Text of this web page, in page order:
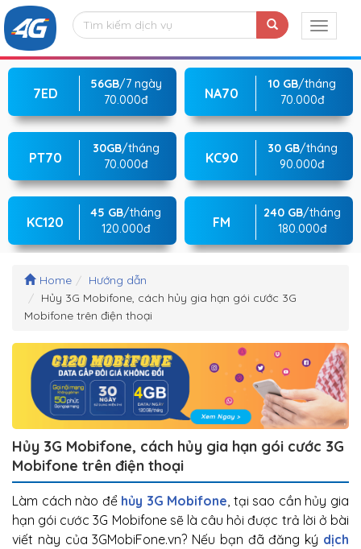
7ED
56GB/7 ngày
70.000đ
NA70
10 GB/tháng
70.000đ
PT70
30GB/tháng
70.000đ
KC90
30 GB/tháng
90.000đ
KC120
45 GB/tháng
120.000đ
FM
240 GB/tháng
180.000đ
Home
Hướng dẫn
Hủy 3G Mobifone, cách hủy gia hạn gói cước 3G
Mobifone trên điện thoại
Hủy 3G Mobifone, cách hủy gia hạn gói cước 3G
Mobifone trên điện thoại
Làm cách nào để hủy 3G Mobifone, tại sao cần hủy gia
hạn gói cước 3G Mobifone sẽ là câu hỏi được trả lời ở bài
viết này của 3GMobiFone.vn? Nếu bạn đã đăng ký dịch